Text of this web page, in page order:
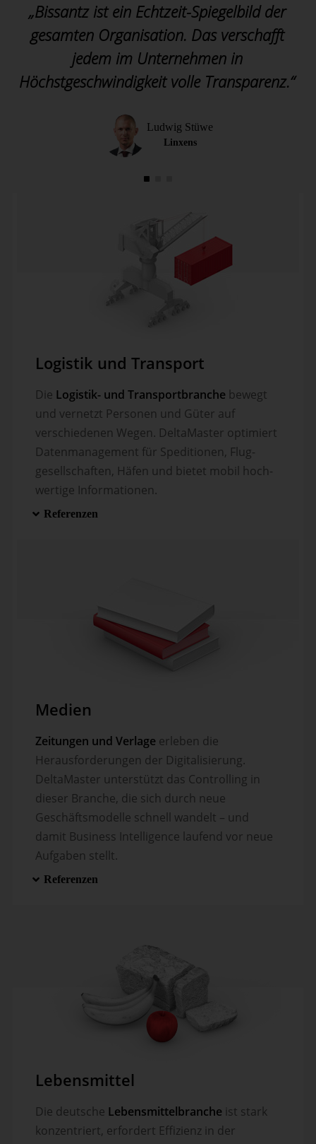
„Bissantz ist ein Echtzeit-Spiegelbild der
gesamten Organisation. Das verschafft
jedem im Unternehmen in
Höchstgeschwindigkeit volle Transparenz.“
Ludwig Stüwe
Linxens
Logistik und Transport
Die Logistik- und Transportbranche bewegt
und vernetzt Personen und Güter auf
verschie­denen Wegen. DeltaMaster optimiert
Daten­manage­ment für Spedi­tionen, Flug­
gesell­schaften, Häfen und bietet mobil hoch­
wertige Informationen.
Referenzen
Medien
Zeitungen und Verlage erleben die
Herausforderungen der Digitalisierung.
DeltaMaster unterstützt das Controlling in
dieser Branche, die sich durch neue
Geschäftsmodelle schnell wandelt – und
damit Business Intelligence laufend vor neue
Aufgaben stellt.
Referenzen
Lebensmittel
Die deutsche Lebensmittelbranche ist stark
konzentriert, erfordert Effizienz in der